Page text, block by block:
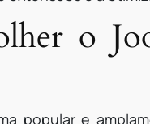
o
popular e